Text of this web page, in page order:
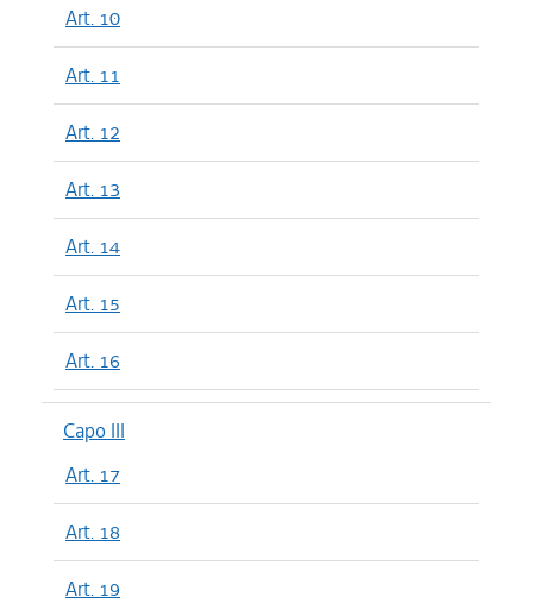
Art. 10
Art. 11
Art. 12
Art. 13
Art. 14
Art. 15
Art. 16
Capo III
Art. 17
Art. 18
Art. 19